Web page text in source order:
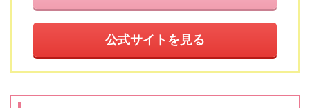
公式サイトを見る